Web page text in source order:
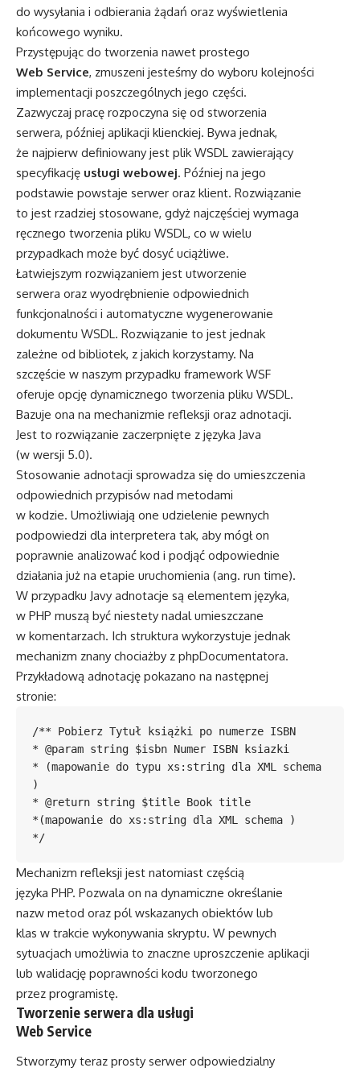
do wysyłania i odbierania żądań oraz wyświetlenia
końcowego wyniku.
Przystępując do tworzenia nawet prostego
Web Service, zmuszeni jesteśmy do wyboru kolejności
implementacji poszczególnych jego części.
Zazwyczaj pracę rozpoczyna się od stworzenia
serwera, później aplikacji klienckiej. Bywa jednak,
że najpierw definiowany jest plik WSDL zawierający
specyfikację usługi webowej. Później na jego
podstawie powstaje serwer oraz klient. Rozwiązanie
to jest rzadziej stosowane, gdyż najczęściej wymaga
ręcznego tworzenia pliku WSDL, co w wielu
przypadkach może być dosyć uciążliwe.
Łatwiejszym rozwiązaniem jest utworzenie
serwera oraz wyodrębnienie odpowiednich
funkcjonalności i automatyczne wygenerowanie
dokumentu WSDL. Rozwiązanie to jest jednak
zależne od bibliotek, z jakich korzystamy. Na
szczęście w naszym przypadku framework WSF
oferuje opcję dynamicznego tworzenia pliku WSDL.
Bazuje ona na mechanizmie refleksji oraz adnotacji.
Jest to rozwiązanie zaczerpnięte z języka Java
(w wersji 5.0).
Stosowanie adnotacji sprowadza się do umieszczenia
odpowiednich przypisów nad metodami
w kodzie. Umożliwiają one udzielenie pewnych
podpowiedzi dla interpretera tak, aby mógł on
poprawnie analizować kod i podjąć odpowiednie
działania już na etapie uruchomienia (ang. run time).
W przypadku Javy adnotacje są elementem języka,
w PHP muszą być niestety nadal umieszczane
w komentarzach. Ich struktura wykorzystuje jednak
mechanizm znany chociażby z phpDocumentatora.
Przykładową adnotację pokazano na następnej
stronie:
/** Pobierz Tytuł książki po numerze ISBN
* @param string $isbn Numer ISBN ksiazki
* (mapowanie do typu xs:string dla XML schema
)
* @return string $title Book title
*(mapowanie do xs:string dla XML schema )
*/
Mechanizm refleksji jest natomiast częścią
języka PHP. Pozwala on na dynamiczne określanie
nazw metod oraz pól wskazanych obiektów lub
klas w trakcie wykonywania skryptu. W pewnych
sytuacjach umożliwia to znaczne uproszczenie aplikacji
lub walidację poprawności kodu tworzonego
przez programistę.
Tworzenie serwera dla usługi
Web Service
Stworzymy teraz prosty serwer odpowiedzialny